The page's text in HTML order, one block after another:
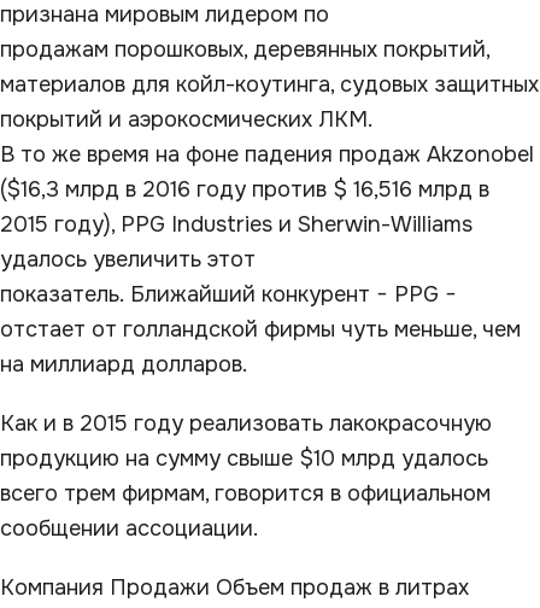
признана мировым лидером по
продажам порошковых, деревянных покрытий,
материалов для койл-коутинга, судовых защитных
покрытий и аэрокосмических ЛКМ.
В то же время на фоне падения продаж Akzonobel
($16,3 млрд в 2016 году против $ 16,516 млрд в
2015 году), PPG Industries и Sherwin-Williams
удалось увеличить этот
показатель. Ближайший конкурент − PPG −
отстает от голландской фирмы чуть меньше, чем
на миллиард долларов.
Как и в 2015 году реализовать лакокрасочную
продукцию на сумму свыше $10 млрд удалось
всего трем фирмам, говорится в официальном
сообщении ассоциации.
Компания Продажи Объем продаж в литрах